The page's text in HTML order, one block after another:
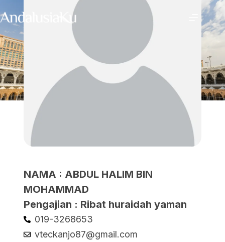
NAMA : ABDUL HALIM BIN
MOHAMMAD
Pengajian : Ribat huraidah yaman
019-3268653
vteckanjo87@gmail.com